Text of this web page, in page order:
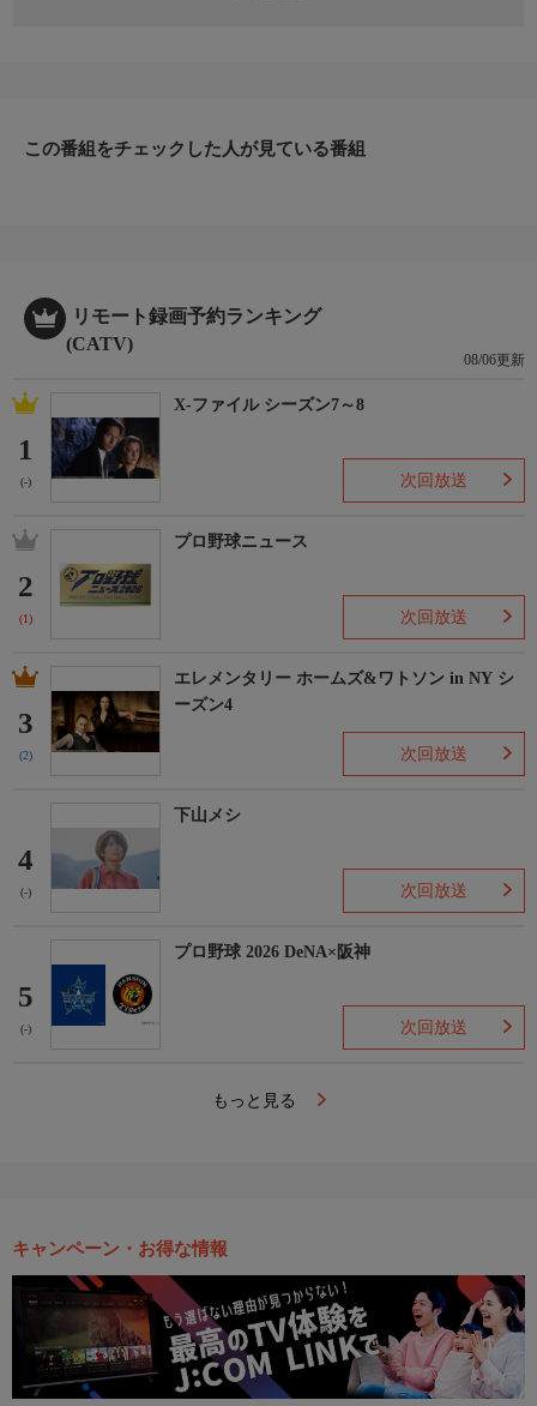
＊ライブ放送につき、番組および商品内容に変更が生じる場合も
この番組をチェックした人が見ている番組
リモート録画予約ランキング
(CATV)
08/06更新
1
(-)
X-ファイル シーズン7～8
次回放送
2
(1)
プロ野球ニュース
次回放送
3
(2)
エレメンタリー ホームズ&ワトソン in NY シ
ーズン4
次回放送
4
(-)
下山メシ
次回放送
5
(-)
プロ野球 2026 DeNA×阪神
次回放送
もっと見る
キャンペーン・お得な情報